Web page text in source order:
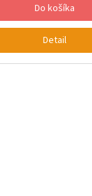
Do košíka
Detail